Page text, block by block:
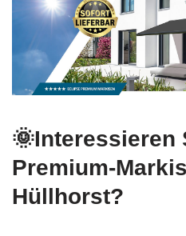
🌞Interessieren
Premium-
Hüllhorst?